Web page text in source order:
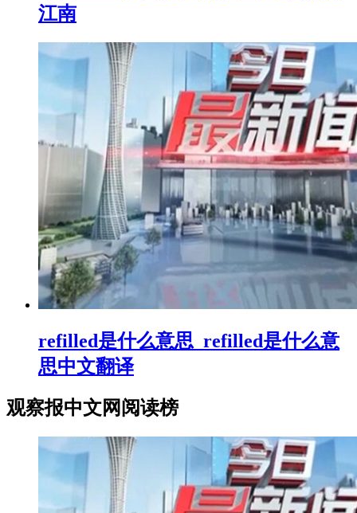
江南
refilled是什么意思_refilled是什么意
思中文翻译
观察报中文网阅读榜